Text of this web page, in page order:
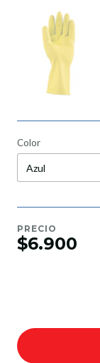
Color
PRECIO
$6.900